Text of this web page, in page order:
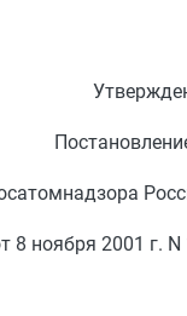
8 ноября 2001 г. N